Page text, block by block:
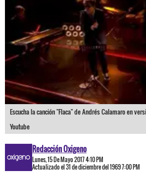
Escucha la canción "Flaca" de Andrés Calamaro en
Youtube
Redacción Oxigeno
Lunes, 15 De Mayo 2017 4:10 PM
Actualizado el 31 de diciembre del 1969 7:00 PM